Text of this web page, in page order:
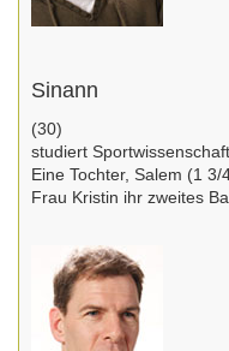
Sinann
(30)
studiert
Eine Tochter, Salem (1
Frau Kristin ihr zweites